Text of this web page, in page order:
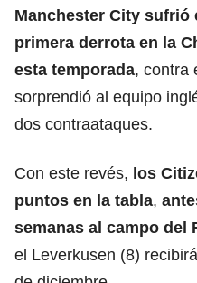
Manchester City sufrió
primera derrota en la
esta temporada, contra
sorprendió al equipo
dos contraataques.
Con este revés, los
puntos en la tabla,
semanas al campo del
el Leverkusen (8)